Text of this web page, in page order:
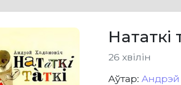
Нататкі
26 хвілін
Aўтар: Андрэй